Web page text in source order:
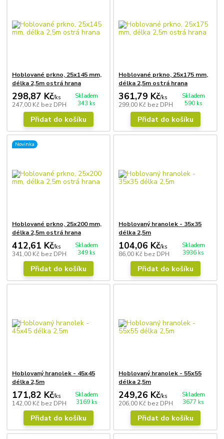
Hoblované prkno, 25x145 mm,
délka 2,5m ostrá hrana
298,87 Kč/ks
247,00 Kč bez DPH
Skladem
343 ks
Přidat do košíku
Hoblované prkno, 25x175 mm,
délka 2,5m ostrá hrana
361,79 Kč/ks
299,00 Kč bez DPH
Skladem
590 ks
Přidat do košíku
Novinka
Hoblované prkno, 25x200 mm,
délka 2,5m ostrá hrana
412,61 Kč/ks
341,00 Kč bez DPH
Skladem
349 ks
Přidat do košíku
Hoblovaný hranolek - 35x35
délka 2,5m
104,06 Kč/ks
86,00 Kč bez DPH
Skladem
3936 ks
Přidat do košíku
Hoblovaný hranolek - 45x45
délka 2,5m
171,82 Kč/ks
142,00 Kč bez DPH
Skladem
3169 ks
Přidat do košíku
Hoblovaný hranolek - 55x55
délka 2,5m
249,26 Kč/ks
206,00 Kč bez DPH
Skladem
3677 ks
Přidat do košíku